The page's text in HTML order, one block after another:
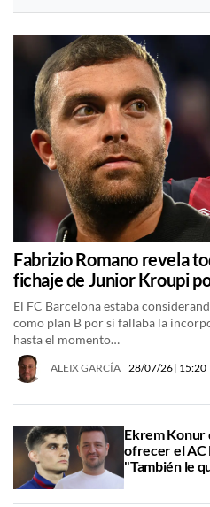
Fabrizio Romano revela
fichaje de Junior Kroupi
El FC Barcelona estaba
como plan B por si fallaba la
hasta el momento…
ALEIX GARCÍA 28/07/26| 15:20
Ekrem Konur
ofrecer el
"También le